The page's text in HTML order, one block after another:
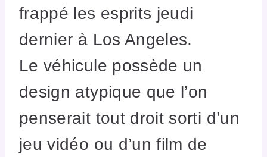
frappé les esprits jeudi
dernier à Los Angeles.
Le véhicule possède un
design atypique que l’on
penserait tout droit sorti d’un
jeu vidéo ou d’un film de